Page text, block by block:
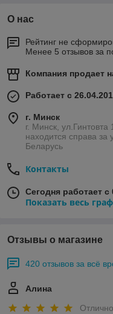
О нас
Рейтинг не
Менее 5 отзывов за
Компания продает
Работает с
г. Минск
г. Минск,
находится справа
Беларусь
Контакты
Сегодня работает с
Показать весь
Отзывы о магазине
420 отзывов за всё
Алина
Отлично